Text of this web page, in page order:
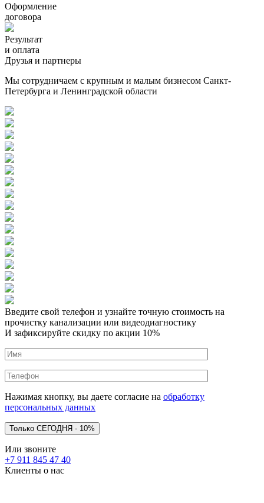
Оформление
договора
Результат
и оплата
Друзья и партнеры
Мы сотрудничаем с крупным и малым бизнесом Санкт-
Петербурга и Ленинградской области
Введите свой телефон и узнайте точную стоимость на
прочистку канализации или видеодиагностику
И зафиксируйте скидку по акции 10%
Нажимая кнопку, вы даете согласие на обработку
персональных данных
Или звоните
+7 911 845 47 40
Клиенты о нас